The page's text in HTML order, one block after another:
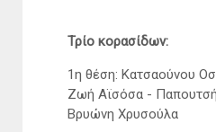
Τρίο κορασίδων:
1η θέση: Κατσαούνου
Ζωή Αϊσόσα -
Βρυώνη Χρυσούλα